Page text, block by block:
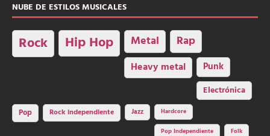
NUBE DE ESTILOS MUSICALES
Rock Hip Hop Metal Rap
Heavy metal Punk
Electrónica
Pop Rock independiente Jazz Hardcore
Pop Independiente Folk